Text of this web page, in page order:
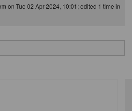
on Tue 02 Apr 2024, 10:01; edited 1 time in